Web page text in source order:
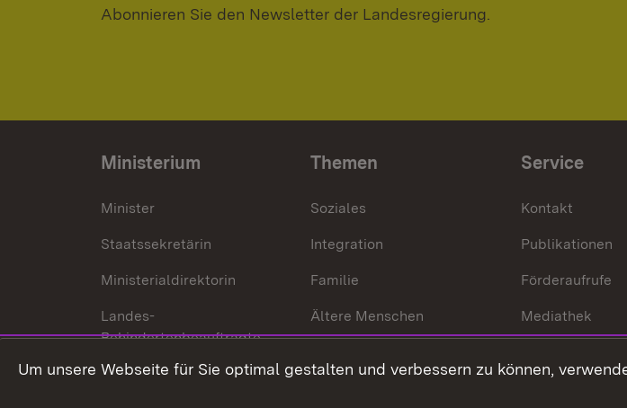
Abonnieren Sie den Newsletter der Landesregierung.
Ministerium
Minister
Staatssekretärin
Ministerialdirektorin
Landes-
Behindertenbeauftragte
Bürgerreferent
Themen
Soziales
Integration
Familie
Ältere Menschen
Behinderungen
Service
Kontakt
Publikationen
Förderaufrufe
Mediathek
Um unsere Webseite für Sie optimal gestalten und verbessern zu können,